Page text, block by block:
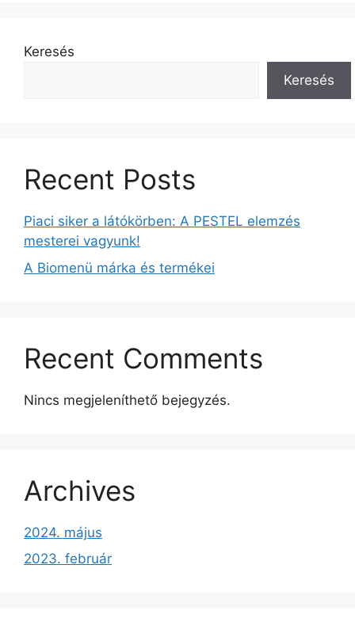
Keresés
Keresés
Recent Posts
Piaci siker a látókörben: A PESTEL elemzés
mesterei vagyunk!
A Biomenü márka és termékei
Recent Comments
Nincs megjeleníthető bejegyzés.
Archives
2024. május
2023. február